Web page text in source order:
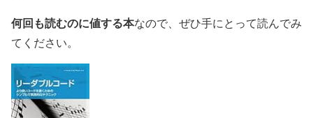
何回も読むのに値する本なので、ぜひ手にとって読んでみ
てください。